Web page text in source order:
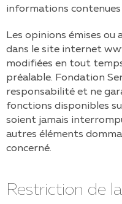
informations contenues
Les opinions émises
dans le site internet
modifiées en tout
préalable. Fondation
responsabilité et ne
fonctions disponibles
soient jamais
autres éléments
concerné.
Restriction de